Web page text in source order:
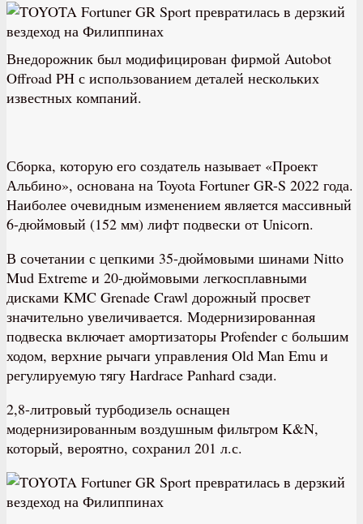
Внедорожник был модифицирован фирмой Autobot
Offroad PH с использованием деталей нескольких
известных компаний.
Сборка, которую его создатель называет «Проект
Альбино», основана на Toyota Fortuner GR-S 2022 года.
Наиболее очевидным изменением является массивный
6-дюймовый (152 мм) лифт подвески от Unicorn.
В сочетании с цепкими 35-дюймовыми шинами Nitto
Mud Extreme и 20-дюймовыми легкосплавными
дисками KMC Grenade Crawl дорожный просвет
значительно увеличивается. Модернизированная
подвеска включает амортизаторы Profender с большим
ходом, верхние рычаги управления Old Man Emu и
регулируемую тягу Hardrace Panhard сзади.
2,8-литровый турбодизель оснащен
модернизированным воздушным фильтром K&N,
который, вероятно, сохранил 201 л.с.